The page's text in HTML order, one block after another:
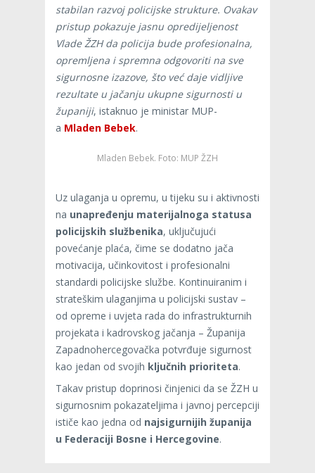
stabilan razvoj policijske strukture. Ovakav
pristup pokazuje jasnu opredijeljenost
Vlade ŽZH da policija bude profesionalna,
opremljena i spremna odgovoriti na sve
sigurnosne izazove, što već daje vidljive
rezultate u jačanju ukupne sigurnosti u
županiji, istaknuo je ministar MUP-
a Mladen Bebek.
Mladen Bebek. Foto: MUP ŽZH
Uz ulaganja u opremu, u tijeku su i aktivnosti
na unapređenju materijalnoga statusa
policijskih službenika, uključujući
povećanje plaća, čime se dodatno jača
motivacija, učinkovitost i profesionalni
standardi policijske službe. Kontinuiranim i
strateškim ulaganjima u policijski sustav –
od opreme i uvjeta rada do infrastrukturnih
projekata i kadrovskog jačanja – Županija
Zapadnohercegovačka potvrđuje sigurnost
kao jedan od svojih ključnih prioriteta.
Takav pristup doprinosi činjenici da se ŽZH u
sigurnosnim pokazateljima i javnoj percepciji
ističe kao jedna od najsigurnijih županija
u Federaciji Bosne i Hercegovine.